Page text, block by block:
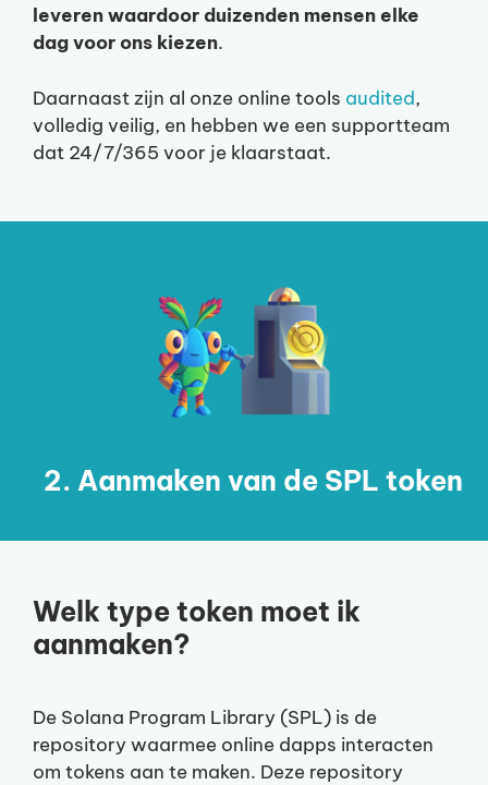
leveren waardoor duizenden mensen elke
dag voor ons kiezen.
Daarnaast zijn al onze online tools audited,
volledig veilig, en hebben we een supportteam
dat 24/7/365 voor je klaarstaat.
2. Aanmaken van de SPL token
Welk type token moet ik
aanmaken?
De Solana Program Library (SPL) is de
repository waarmee online dapps interacten
om tokens aan te maken. Deze repository